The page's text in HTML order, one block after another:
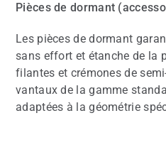
Pièces de dormant
Les pièces de dormant
sans effort et étanche de la
filantes et crémones de
vantaux de la gamme
adaptées à la géométrie